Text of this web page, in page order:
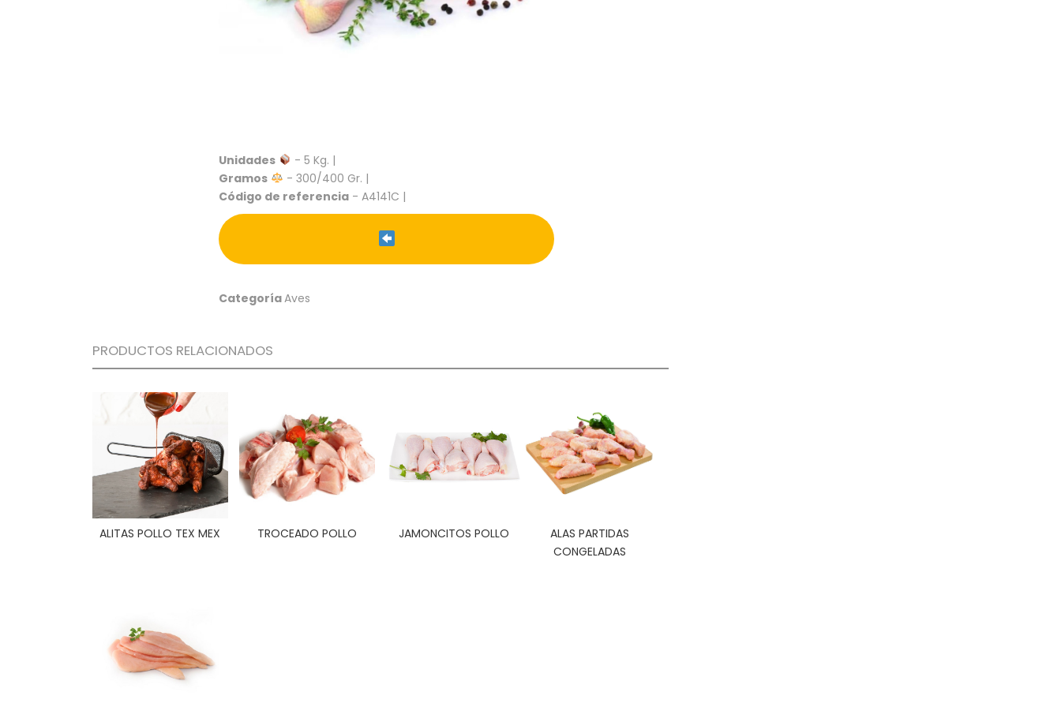
Unidades
- 5 Kg. |
Gramos
- 300/400 Gr. |
Código de referencia - A4141C |
CategoríaAves
PRODUCTOS RELACIONADOS
ALITAS POLLO TEX MEX TROCEADO POLLO JAMONCITOS POLLO
ALAS PARTIDAS
CONGELADAS